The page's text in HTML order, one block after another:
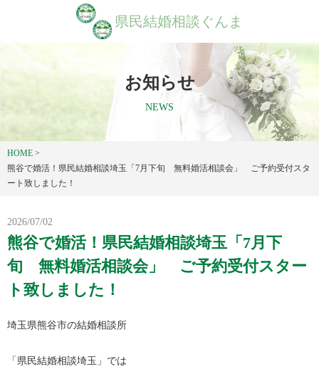
県民結婚相談ぐんま
お知らせ
NEWS
HOME >
熊谷で婚活！県民結婚相談埼玉「7月下旬 無料婚活相談会」 ご予約受付スタ
ート致しました！
2026/07/02
熊谷で婚活！県民結婚相談埼玉「7月下
旬 無料婚活相談会」 ご予約受付スター
ト致しました！
埼玉県熊谷市の結婚相談所
「県民結婚相談埼玉」では